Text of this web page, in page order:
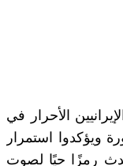
الأحرار في
ويؤكدوا استمرار
رمزًا حيًا لصوت